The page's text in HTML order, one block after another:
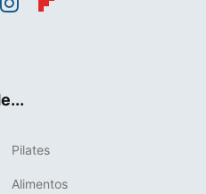
Pilates
Alimentos